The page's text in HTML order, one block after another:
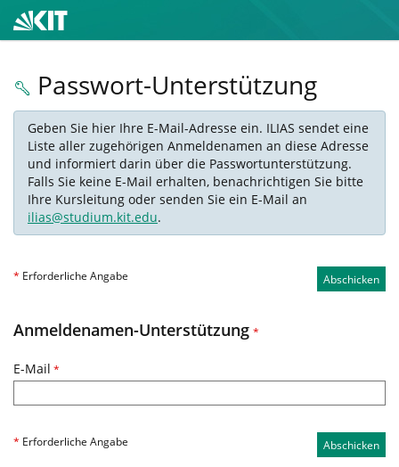
Passwort-Unterstützung
Geben Sie hier Ihre E-Mail-Adresse ein. ILIAS sendet eine
Liste aller zugehörigen Anmeldenamen an diese Adresse
und informiert darin über die Passwortunterstützung.
Falls Sie keine E-Mail erhalten, benachrichtigen Sie bitte
Ihre Kursleitung oder senden Sie ein E-Mail an
ilias@studium.kit.edu.
Abschicken
* Erforderliche Angabe
Anmeldenamen-Unterstützung *
E-Mail *
* Erforderliche Angabe Abschicken